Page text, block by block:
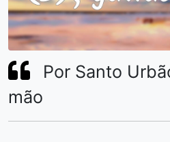
Por Santo
mão